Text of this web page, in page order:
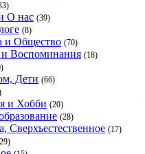
О нас (39)
(8)
и Общество (70)
Воспоминания (18)
Дети (66)
и Хобби (20)
(28)
Сверхъестественное (17)